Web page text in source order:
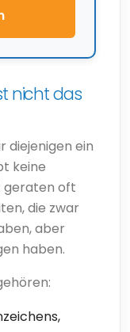
nicht das
diejenigen ein
keine
geraten oft
die zwar
aber
haben.